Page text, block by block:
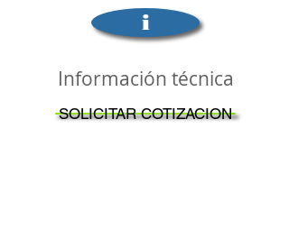
i
Información técnica
SOLICITAR COTIZACION